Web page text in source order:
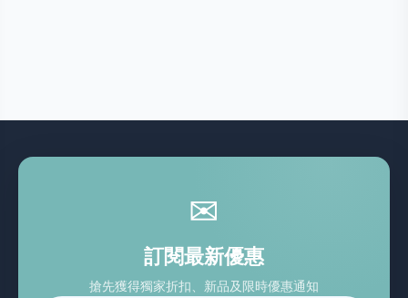
✉
訂閱最新優惠
搶先獲得獨家折扣、新品及限時優惠通知